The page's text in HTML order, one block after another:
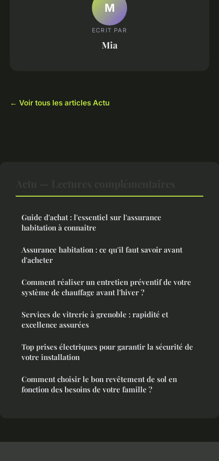
M
ECRIT PAR
Mia
← Voir tous les articles Actu
Guide d'achat : l'essentiel sur l'assurance
habitation à connaître
Assurance habitation : ce qu'il faut savoir avant
d'acheter
Comment réaliser un entretien préventif de votre
système de chauffage avant l'hiver ?
Services de vitrerie à grenoble : rapidité et
excellence assurées
Top prises électriques pour garantir la sécurité de
votre installation
Comment choisir le bon revêtement de sol en
fonction des besoins de votre famille ?